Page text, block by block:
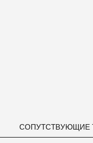
СОПУТСТВУЮЩИЕ